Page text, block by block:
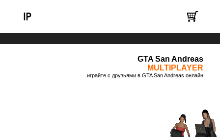
GTA San Andreas
MULTIPLAYER
играйте с друзьями в GTA San Andreas онлайн